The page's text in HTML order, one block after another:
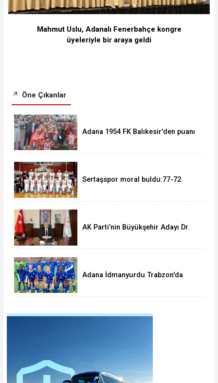
Mahmut Uslu, Adanalı Fenerbahçe kongre
üyeleriyle bir araya geldi
Öne Çıkanlar
Adana 1954 FK Balıkesir'den puanı
Sertaşspor moral buldu:77-72
AK Parti’nin Büyükşehir Adayı Dr.
Adana İdmanyurdu Trabzon'da